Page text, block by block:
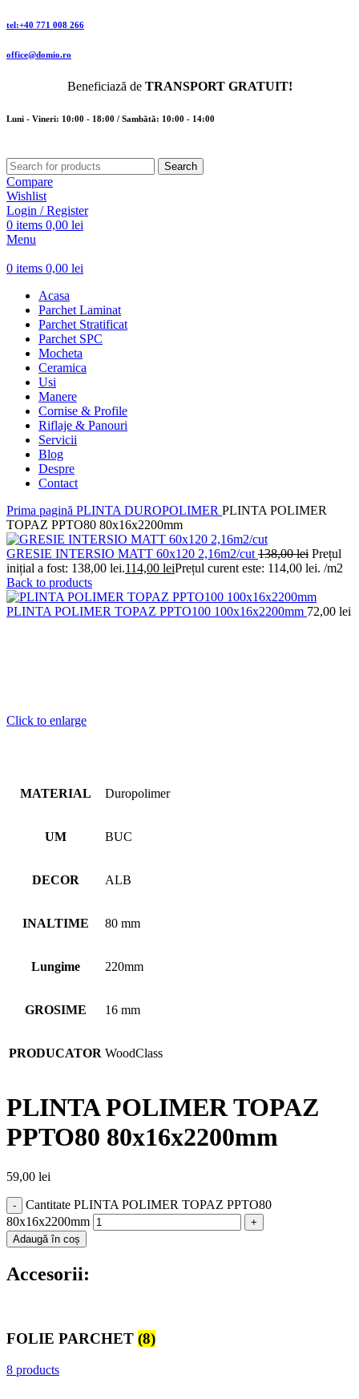
tel:+40 771 008 266
office@domio.ro
Beneficiază de TRANSPORT GRATUIT!
Luni - Vineri: 10:00 - 18:00 / Sambătă: 10:00 - 14:00
Search
Compare
Wishlist
Login / Register
0 items 0,00 lei
Menu
0 items 0,00 lei
Acasa
Parchet Laminat
Parchet Stratificat
Parchet SPC
Mocheta
Ceramica
Usi
Manere
Cornise & Profile
Riflaje & Panouri
Servicii
Blog
Despre
Contact
Prima pagină PLINTA DUROPOLIMER PLINTA POLIMER
TOPAZ PPTO80 80x16x2200mm
GRESIE INTERSIO MATT 60x120 2,16m2/cut 138,00lei Prețul
inițial a fost: 138,00 lei.114,00 leiPrețul curent este: 114,00 lei. /m2
Back to products
PLINTA POLIMER TOPAZ PPTO100 100x16x2200mm 72,00 lei
Click to enlarge
MATERIAL Duropolimer
UM BUC
DECOR ALB
INALTIME 80 mm
Lungime 220mm
GROSIME 16 mm
PRODUCATOR WoodClass
PLINTA POLIMER TOPAZ
PPTO80 80x16x2200mm
59,00 lei
Cantitate PLINTA POLIMER TOPAZ PPTO80
80x16x2200mm
Adaugă în coș
Accesorii:
FOLIE PARCHET (8)
8 products